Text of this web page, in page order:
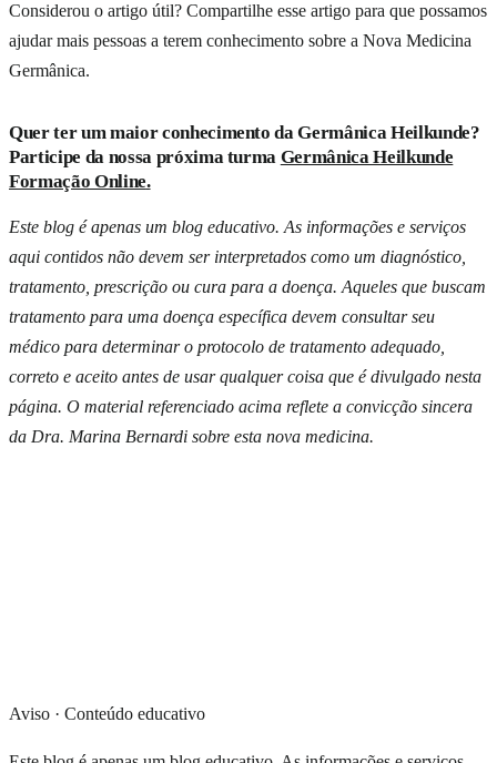
Considerou o artigo útil? Compartilhe esse artigo para que possamos
ajudar mais pessoas a terem conhecimento sobre a Nova Medicina
Germânica.
Quer ter um maior conhecimento da Germânica Heilkunde?
Participe da nossa próxima turma Germânica Heilkunde
Formação Online.
Este blog é apenas um blog educativo. As informações e serviços
aqui contidos não devem ser interpretados como um diagnóstico,
tratamento, prescrição ou cura para a doença. Aqueles que buscam
tratamento para uma doença específica devem consultar seu
médico para determinar o protocolo de tratamento adequado,
correto e aceito antes de usar qualquer coisa que é divulgado nesta
página. O material referenciado acima reflete a convicção sincera
da Dra. Marina Bernardi sobre esta nova medicina.
Mais de300 doenças explicadas à luz da Medicina Germânica —
enxaqueca, endometriose, diabetes, rinite, gastrite, candidíase e
em até12 vezes.
Quero meu GuiaEntrega em todo Brasil
Aviso · Conteúdo educativo